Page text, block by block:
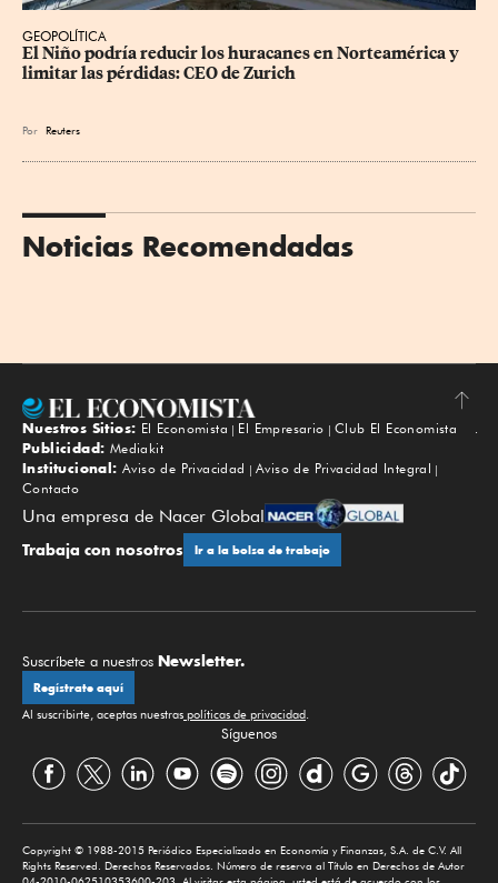
GEOPOLÍTICA
El Niño podría reducir los huracanes en Norteamérica y
limitar las pérdidas: CEO de Zurich
Por Reuters
Noticias Recomendadas
Subir
Nuestros Sitios: El Economista El Empresario
Club El Economista
Publicidad: Mediakit
Institucional: Aviso de Privacidad
Aviso de Privacidad Integral
Contacto
Una empresa de Nacer Global
Trabaja con nosotros Ir a la bolsa de trabajo
Suscríbete a nuestros Newsletter.
Regístrate aquí
Al suscribirte, aceptas nuestras políticas de privacidad.
Síguenos
Copyright © 1988-2015 Periódico Especializado en Economía y Finanzas, S.A. de C.V. All
Rights Reserved. Derechos Reservados. Número de reserva al Título en Derechos de Autor